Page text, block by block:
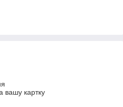
вашу картку